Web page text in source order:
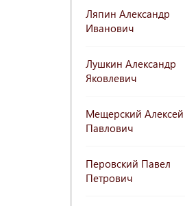
Ляпин Александр
Иванович
Лушкин Александр
Яковлевич
Мещерский Алексей
Павлович
Перовский Павел
Петрович